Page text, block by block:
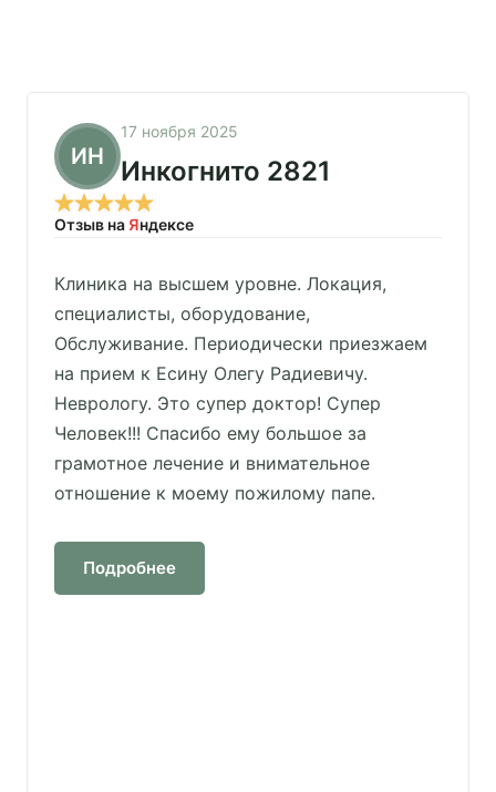
ИН
17 ноября 2025
Инкогнито 2821
Отзыв на Яндексе
Клиника на высшем уровне. Локация,
специалисты, оборудование,
Обслуживание. Периодически приезжаем
на прием к Есину Олегу Радиевичу.
Неврологу. Это супер доктор! Супер
Человек!!! Спасибо ему большое за
грамотное лечение и внимательное
отношение к моему пожилому папе.
Подробнее